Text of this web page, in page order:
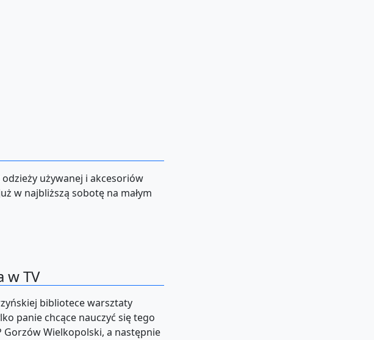
używanej i akcesoriów
w najbliższą sobotę na małym
w TV
bibliotece warsztaty
panie chcące nauczyć się tego
Gorzów Wielkopolski, a następnie